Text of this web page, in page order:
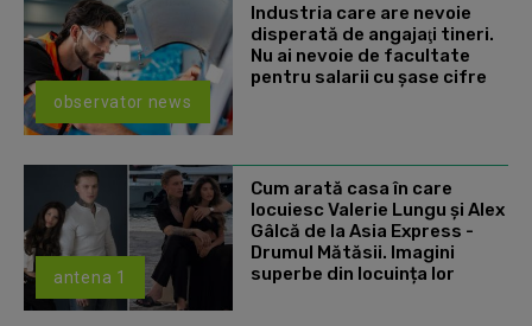
observator news
Industria care are nevoie
disperată de angajaţi tineri.
Nu ai nevoie de facultate
pentru salarii cu şase cifre
antena 1
Cum arată casa în care
locuiesc Valerie Lungu și Alex
Gâlcă de la Asia Express -
Drumul Mătăsii. Imagini
superbe din locuința lor